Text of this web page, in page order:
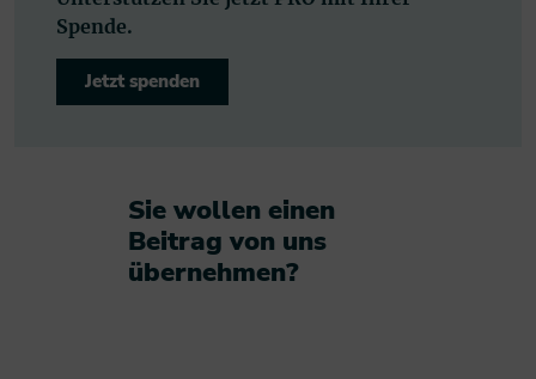
Spende.
Jetzt spenden
Sie wollen einen
Beitrag von uns
übernehmen?​